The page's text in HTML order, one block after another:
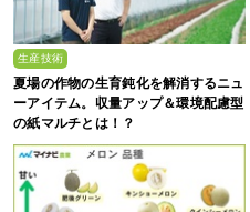
生産技術
夏場の作物の生育鈍化を解消するニュ
ーアイテム。収量アップ＆環境配慮型
の紙マルチとは！？